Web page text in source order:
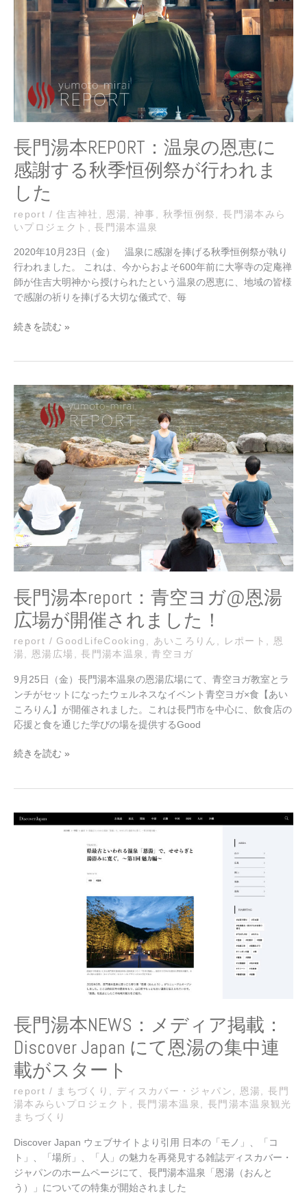
長門湯本REPORT：温泉の恩恵に
感謝する秋季恒例祭が行われま
した
report /住吉神社 恩湯 ,神事 秋季恒例祭 ,長門湯本みら
いプロジェクト
,長門湯本温泉
2020年10月23日（金） 温泉に感謝を捧げる秋季恒例祭が執り
行われました。 これは、今からおよそ600年前に大寧寺の定庵禅
師が住吉大明神から授けられたという温泉の恩恵に、地域の皆様
で感謝の祈りを捧げる大切な儀式で、毎
謝
す
る
秋
季
恒
例
祭
行
わ
れ
ま
た
続きを読む »
長門湯本report：青空ヨガ@恩湯
広場が開催されました！
report / GoodLifeCooking , あいころりん , レポート , 恩
湯, 恩湯広場 ,長門湯本温泉 ,青空ヨガ
9月25日（金）長門湯本温泉の恩湯広場にて、青空ヨガ教室とラ
ンチがセットになったウェルネスなイベント青空ヨガ×食【あい
ころりん】が開催されました。これは長門市を中心に、飲食店の
応援と食を通じた学びの場を提供するGood
長
門
湯
本
report：
青
ヨ
ガ
@
恩
広
場
が
開
さ
ま
し
た！
続きを読む »
長門湯本NEWS：メディア掲載：
Discover Japan にて恩湯の集中連
載がスタート
report / まちづくり , ディスカバー・ジャパン , 恩湯,長門
湯本みらいプロジェクト , 長門湯本温泉 , 長門湯本温泉観光
まちづくり
Discover Japan ウェブサイトより引用 日本の「モノ」、「コ
ト」、「場所」、「人」の魅力を再発見する雑誌ディスカバー・
ジャパンのホームページにて、長門湯本温泉「恩湯（おんと
う）」についての特集が開始されました
長
に
て
恩
湯
の
集
中
連
ス
タ
ー